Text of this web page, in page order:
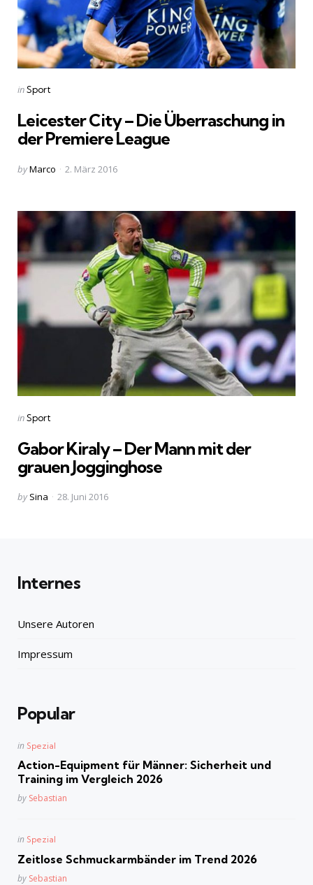
Categories
Posted
inSport
Leicester City – Die Überraschung in
der Premiere League
Posted
byMarco 2. März 2016
Categories
Posted
inSport
Gabor Kiraly – Der Mann mit der
grauen Jogginghose
Posted
by Sina 28. Juni 2016
Internes
Unsere Autoren
Impressum
Popular
Posted
in Spezial
Action-Equipment für Männer: Sicherheit und
Training im Vergleich 2026
Posted
by Sebastian
Posted
in Spezial
Zeitlose Schmuckarmbänder im Trend 2026
Posted
by Sebastian